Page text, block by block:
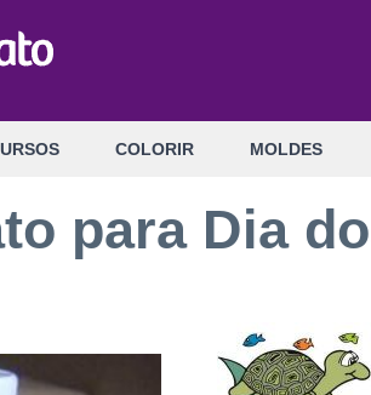
COLORIR MOLDES
para Dia